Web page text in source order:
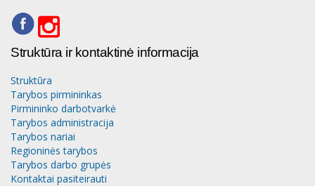
Struktūra ir kontaktinė informacija
Struktūra
Tarybos pirmininkas
Pirmininko darbotvarkė
Tarybos administracija
Tarybos nariai
Regioninės tarybos
Tarybos darbo grupės
Kontaktai pasiteirauti